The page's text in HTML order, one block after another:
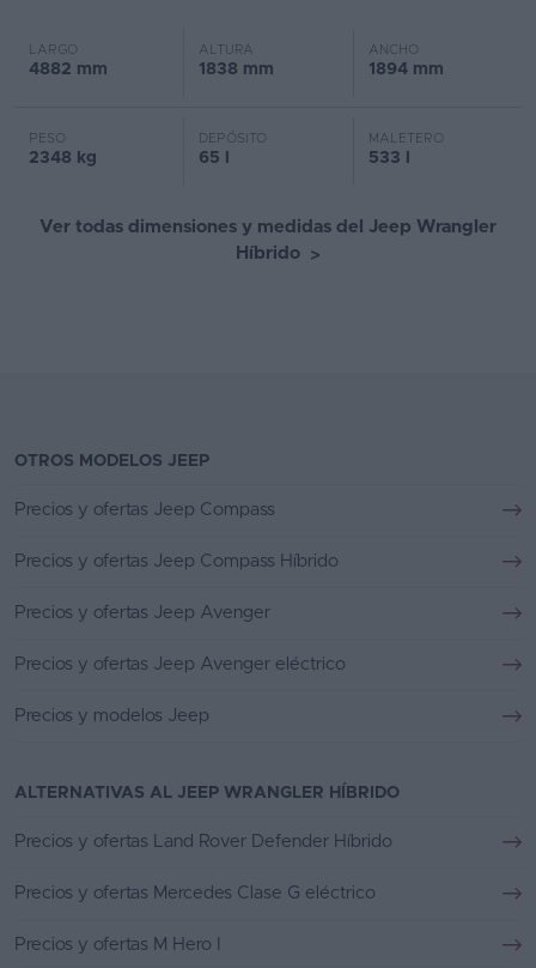
LARGO
4882 mm
ALTURA
1838 mm
ANCHO
1894 mm
PESO
2348 kg
DEPÓSITO
65 l
MALETERO
533 l
Ver todas dimensiones y medidas del Jeep Wrangler
Híbrido >
OTROS MODELOS JEEP
Precios y ofertas Jeep Compass
Precios y ofertas Jeep Compass Híbrido
Precios y ofertas Jeep Avenger
Precios y ofertas Jeep Avenger eléctrico
Precios y modelos Jeep
ALTERNATIVAS AL JEEP WRANGLER HÍBRIDO
Precios y ofertas Land Rover Defender Híbrido
Precios y ofertas Mercedes Clase G eléctrico
Precios y ofertas M Hero I